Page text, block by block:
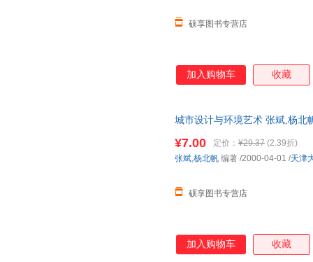
硕享图书专营店
加入购物车 收藏
城市设计与环境艺术 张斌,杨北
¥7.00 定价： ¥29.37 (2.39折)
硕享图书专营店
张斌,杨北帆 编著 /2000-04-01 /天津
加入购物车 收藏